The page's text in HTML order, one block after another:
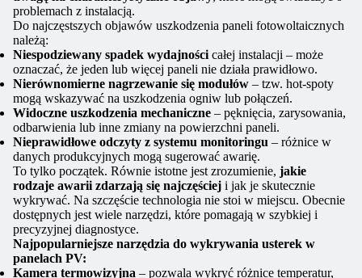
problemach z instalacją.
Do najczęstszych objawów uszkodzenia paneli fotowoltaicznych
należą:
Niespodziewany spadek wydajności całej instalacji – może
oznaczać, że jeden lub więcej paneli nie działa prawidłowo.
Nierównomierne nagrzewanie się modułów – tzw. hot-spoty
mogą wskazywać na uszkodzenia ogniw lub połączeń.
Widoczne uszkodzenia mechaniczne – pęknięcia, zarysowania,
odbarwienia lub inne zmiany na powierzchni paneli.
Nieprawidłowe odczyty z systemu monitoringu – różnice w
danych produkcyjnych mogą sugerować awarię.
To tylko początek. Równie istotne jest zrozumienie, jakie
rodzaje awarii zdarzają się najczęściej i jak je skutecznie
wykrywać. Na szczęście technologia nie stoi w miejscu. Obecnie
dostępnych jest wiele narzędzi, które pomagają w szybkiej i
precyzyjnej diagnostyce.
Najpopularniejsze narzędzia do wykrywania usterek w
panelach PV:
Kamera termowizyjna – pozwala wykryć różnice temperatur,